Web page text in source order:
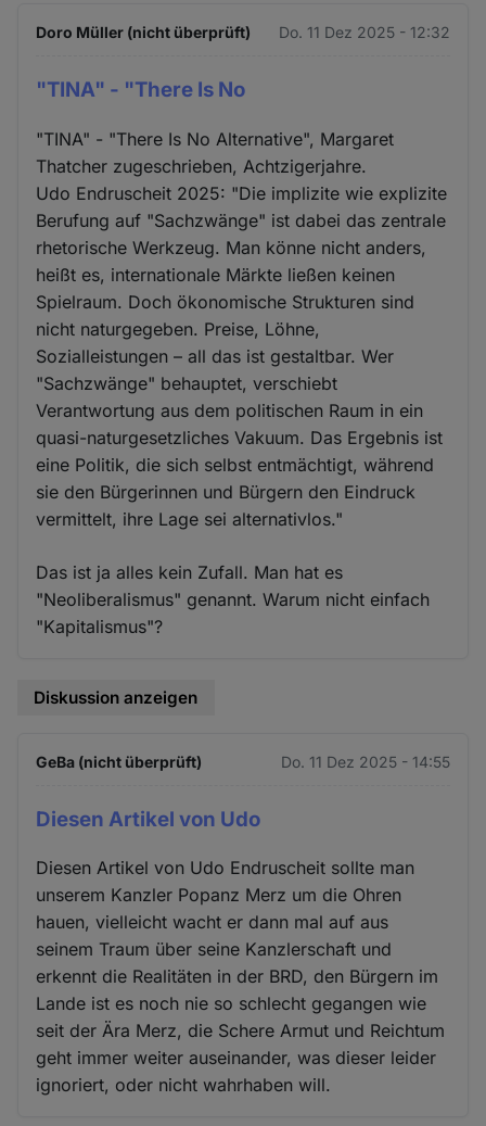
Doro Müller (nicht überprüft) Do. 11 Dez 2025 - 12:32
"TINA" - "There Is No
"TINA" - "There Is No Alternative", Margaret
Thatcher zugeschrieben, Achtzigerjahre.
Udo Endruscheit 2025: "Die implizite wie explizite
Berufung auf "Sachzwänge" ist dabei das zentrale
rhetorische Werkzeug. Man könne nicht anders,
heißt es, internationale Märkte ließen keinen
Spielraum. Doch ökonomische Strukturen sind
nicht naturgegeben. Preise, Löhne,
Sozialleistungen – all das ist gestaltbar. Wer
"Sachzwänge" behauptet, verschiebt
Verantwortung aus dem politischen Raum in ein
quasi-naturgesetzliches Vakuum. Das Ergebnis ist
eine Politik, die sich selbst entmächtigt, während
sie den Bürgerinnen und Bürgern den Eindruck
vermittelt, ihre Lage sei alternativlos."
Das ist ja alles kein Zufall. Man hat es
"Neoliberalismus" genannt. Warum nicht einfach
"Kapitalismus"?
Diskussion anzeigen
GeBa (nicht überprüft) Do. 11 Dez 2025 - 14:55
Diesen Artikel von Udo
Diesen Artikel von Udo Endruscheit sollte man
unserem Kanzler Popanz Merz um die Ohren
hauen, vielleicht wacht er dann mal auf aus
seinem Traum über seine Kanzlerschaft und
erkennt die Realitäten in der BRD, den Bürgern im
Lande ist es noch nie so schlecht gegangen wie
seit der Ära Merz, die Schere Armut und Reichtum
geht immer weiter auseinander, was dieser leider
ignoriert, oder nicht wahrhaben will.